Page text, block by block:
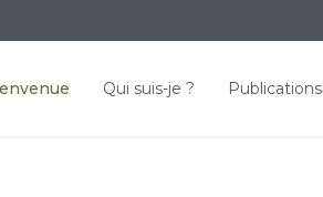
Qui suis-je ? Publications